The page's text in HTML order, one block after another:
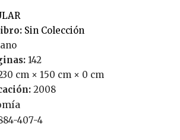
Sin Colección
142
cm × 150 cm × 0 cm
2008
407-4